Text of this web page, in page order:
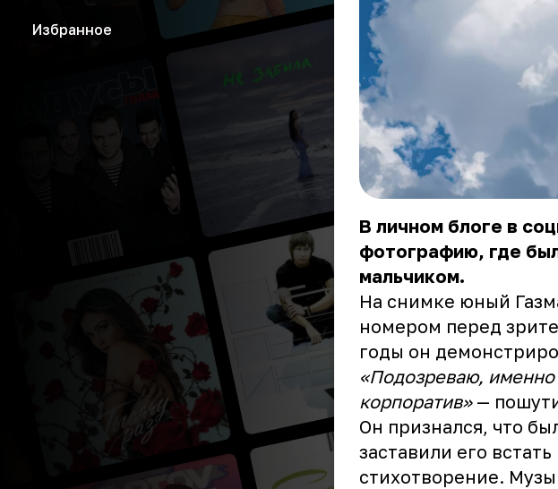
Избранное
В личном блоге в
фотографию, где
мальчиком.
На снимке юный
номером перед
годы он
«Подозреваю,
корпоратив»—
Он признался, что
заставили его
стихотворение.